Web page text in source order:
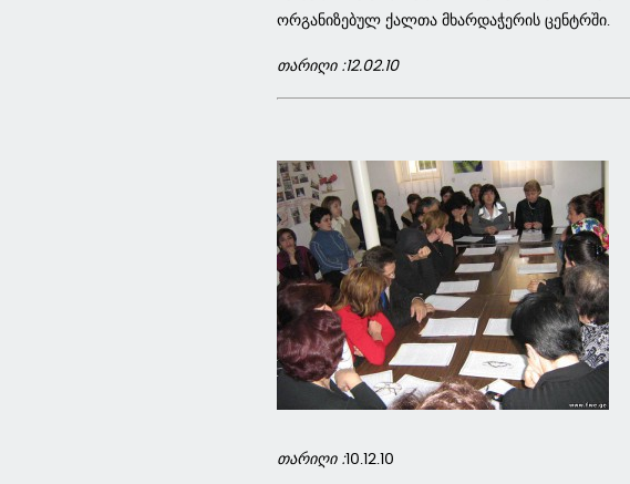
ორგანიზებულ ქალთა მხარდაჭერის ცენტრში.
თარიღი :12.02.10
თარიღი :10.12.10